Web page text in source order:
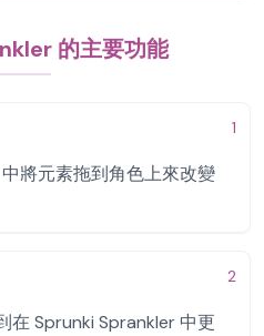
的主要功能
1
將元素拖到角色上來改變
2
在 Sprunki Sprankler 中更